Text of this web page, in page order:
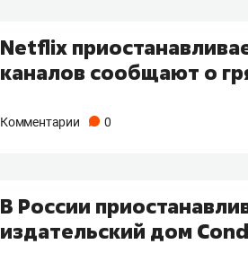
Netflix
каналов сообщают о
Комментарии 0
В России
издательский дом